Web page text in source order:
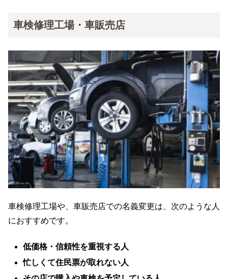
車検修理工場・車販売店
車検修理工場や、車販売店での名義変更は、次のような人
におすすめです。
低価格・信頼性を重視する人
忙しくて住民票が取れない人